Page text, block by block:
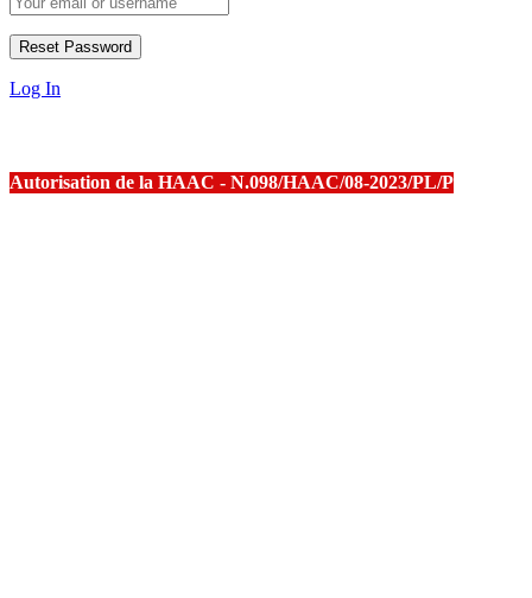
Log In
Autorisation de la HAAC - N.098/HAAC/08-2023/PL/P